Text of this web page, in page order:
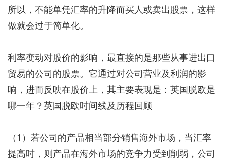
所以，不能单凭汇率的升降而买人或卖出股票，这样
做就会过于简单化。
利率变动对股价的影响，最直接的是那些从事进出口
贸易的公司的股票。它通过对公司营业及利润的影
响，进而反映在股价上，其主要表现是：英国脱欧是
哪一年？英国脱欧时间线及历程回顾
（1）若公司的产品相当部分销售海外市场，当汇率
提高时，则产品在海外市场的竞争力受到削弱，公司